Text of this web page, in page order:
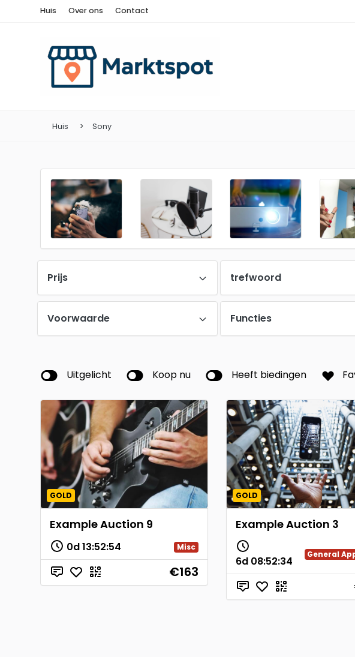
Huis Over ons Contact
Huis Sony
Prijs trefwoord
Voorwaarde Functies
Uitgelicht Koop nu Heeft biedingen
GOLD
Example Auction 9
0d13:52:54 Misc
€163
GOLD
Example Auction 3
6d 08:52:34